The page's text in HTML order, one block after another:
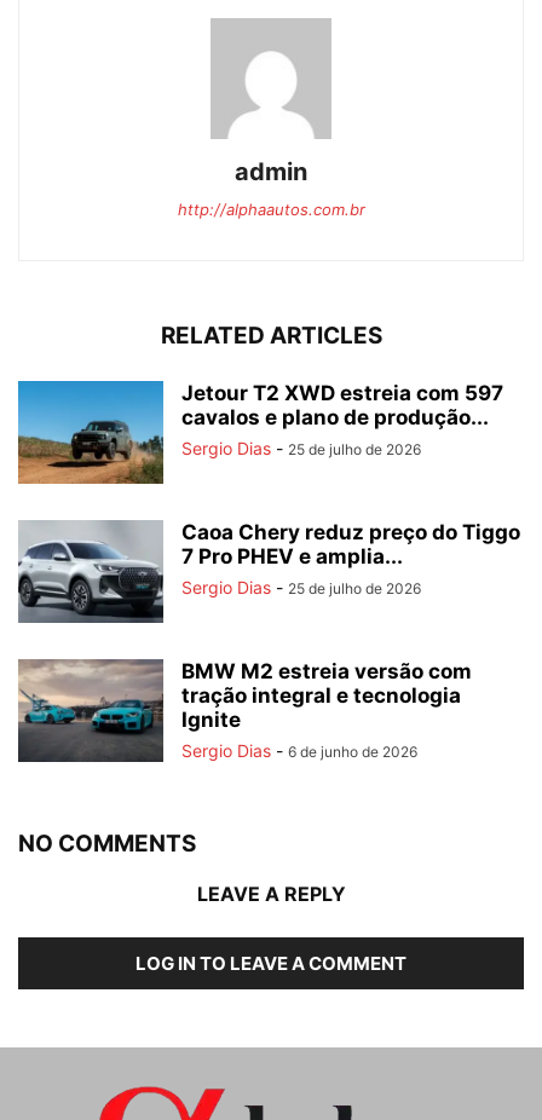
admin
http://alphaautos.com.br
RELATED ARTICLES
Jetour T2 XWD estreia com 597
cavalos e plano de produção...
Sergio Dias - 25 de julho de 2026
Caoa Chery reduz preço do Tiggo
7 Pro PHEV e amplia...
Sergio Dias - 25 de julho de 2026
BMW M2 estreia versão com
tração integral e tecnologia
Ignite
Sergio Dias - 6 de junho de 2026
NO COMMENTS
LEAVE A REPLY
LOG IN TO LEAVE A COMMENT